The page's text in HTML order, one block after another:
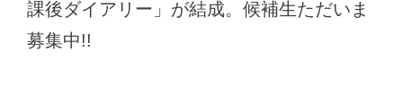
課後ダイアリー」が結成。候補生ただいま
募集中!!